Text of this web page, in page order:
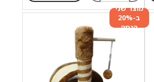
מוצר שני
ב-20%
הנחה